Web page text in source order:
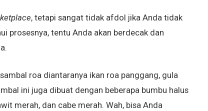
, tetapi sangat tidak afdol jika Anda tidak
prosesnya, tentu Anda akan berdecak dan
roa diantaranya ikan roa panggang, gula
ini juga dibuat dengan beberapa bumbu halus
merah, dan cabe merah. Wah, bisa Anda